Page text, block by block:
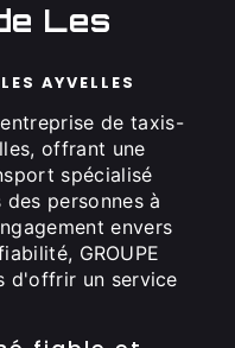
Les
AYVELLES
entreprise de taxis-
offrant une
spécialisé
personnes à
envers
GROUPE
d'offrir un service